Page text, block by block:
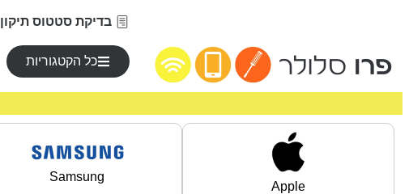
בדיקת סטטוס תיקון
כל הקטגוריות
Apple
Samsung